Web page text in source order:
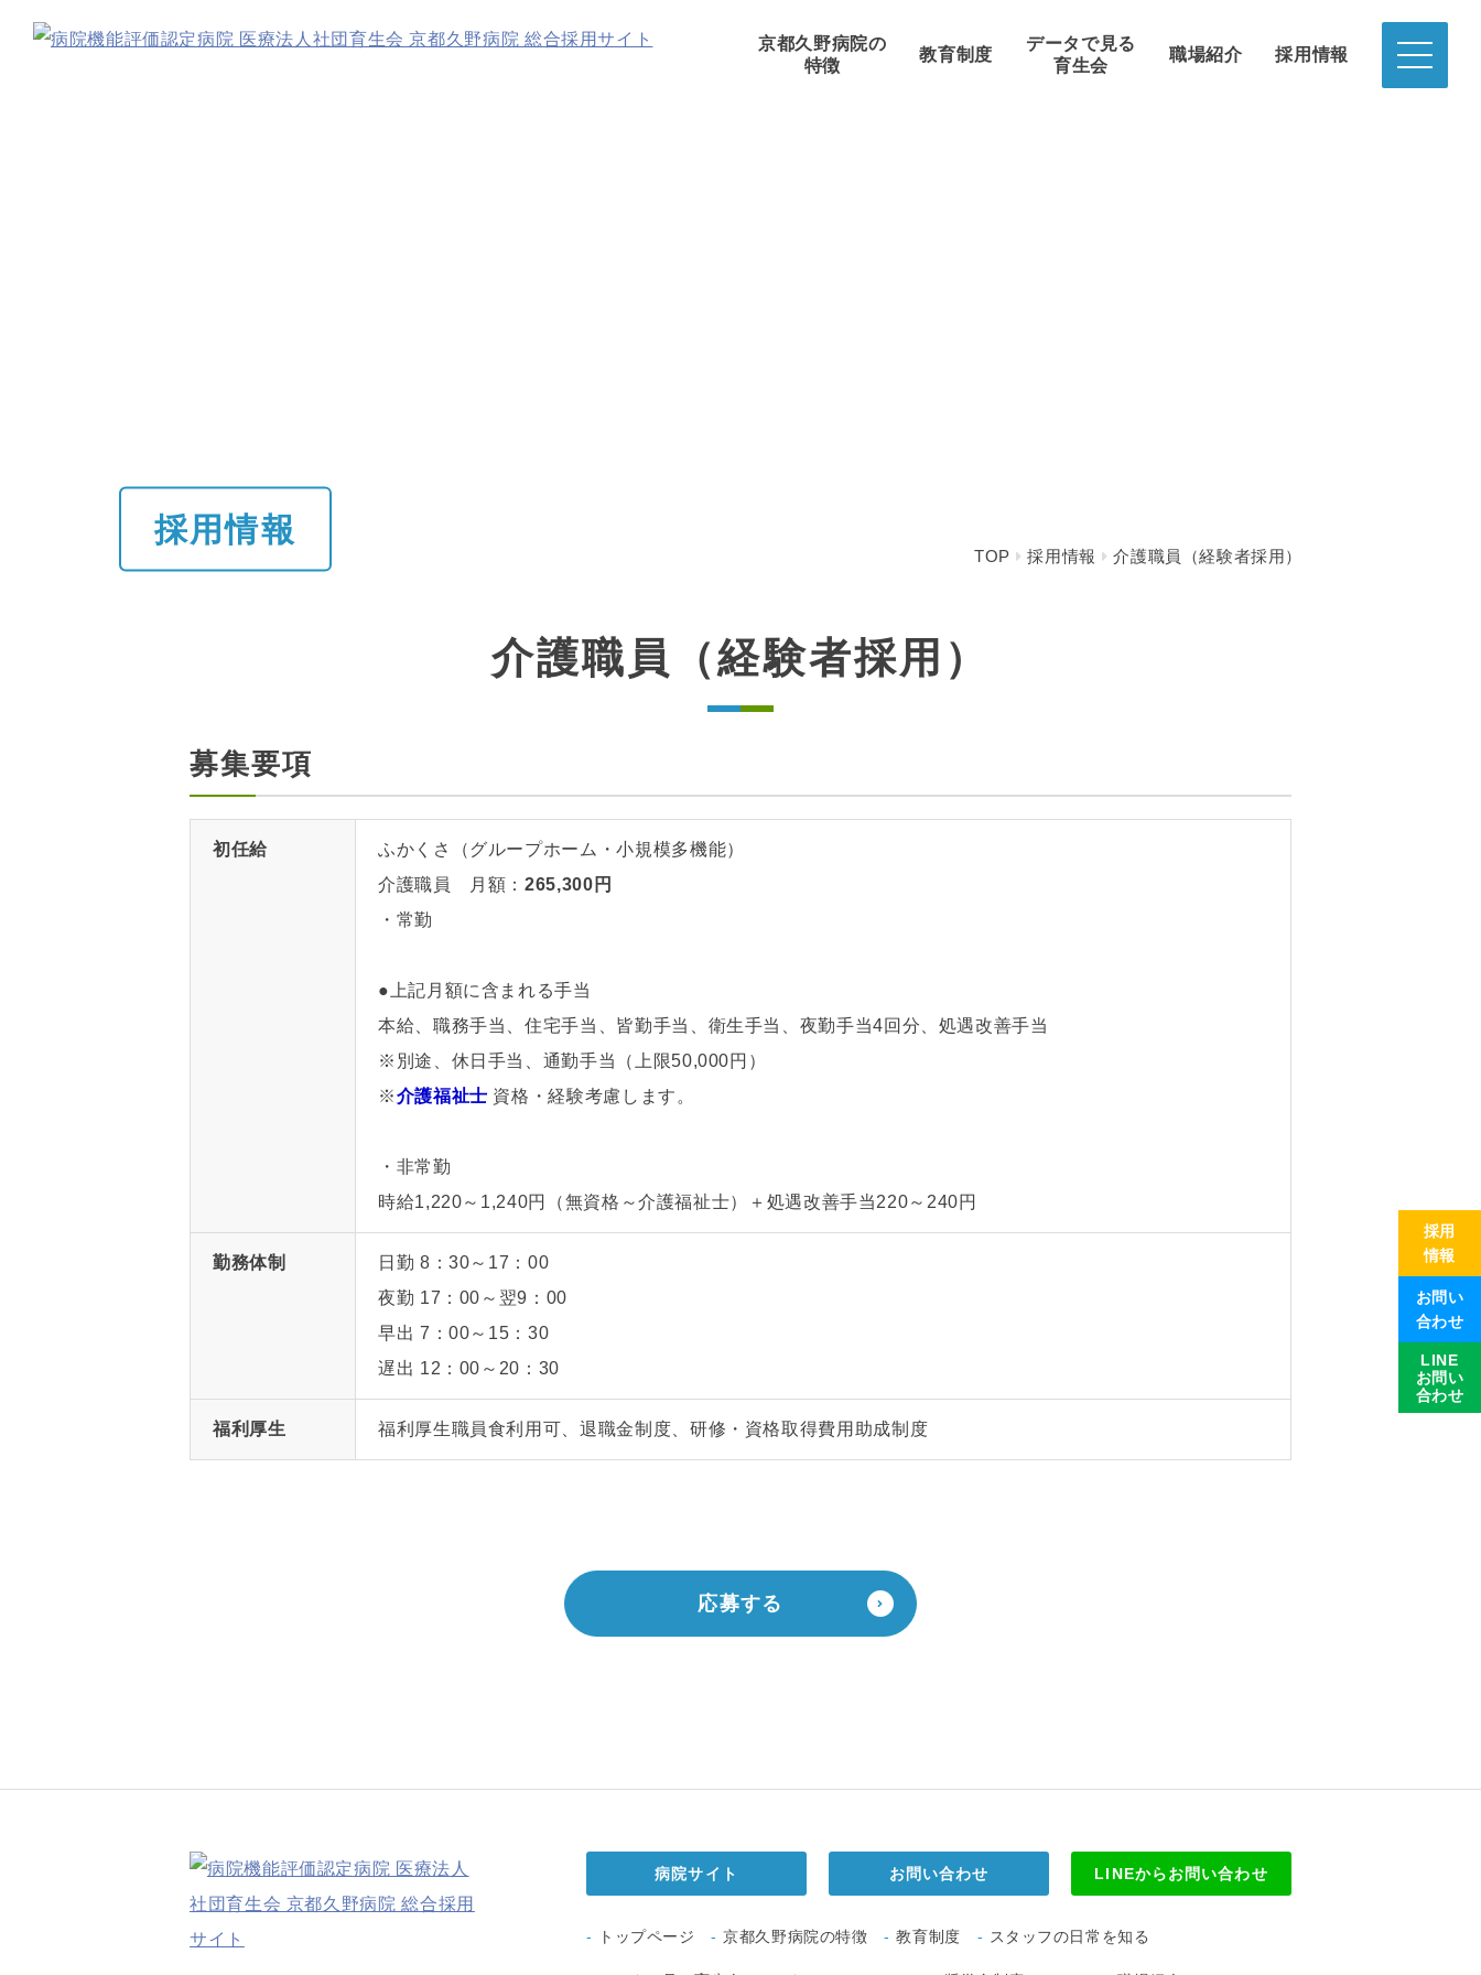
育
京都久野病院の
特徴
教育制度
データで見る
育生会
職場紹介 採用情報
採用情報
TOP 採用情報 介護職員（経験者採用）
介護職員（経験者採用）
募集要項
初任給
ふかくさ（グループホーム・小規模多機能）
介護職員 月額：265,300円
・常勤
●上記月額に含まれる手当
本給、職務手当、住宅手当、皆勤手当、衛生手当、夜勤手当4回分、処遇改善手当
※別途、休日手当、通勤手当（上限50,000円）
※介護福祉士 資格・経験考慮します。
・非常勤
時給1,220～1,240円（無資格～介護福祉士）＋処遇改善手当220～240円
勤務体制
日勤 8：30～17：00
夜勤 17：00～翌9：00
早出 7：00～15：30
遅出 12：00～20：30
福利厚生 福利厚生職員食利用可、退職金制度、研修・資格取得費用助成制度
応募する
採用
情報
お問い
合わせ
LINE
お問い
合わせ
病院サイト お問い合わせ LINEからお問い合わせ
トップページ 京都久野病院の特徴 教育制度 スタッフの日常を知る